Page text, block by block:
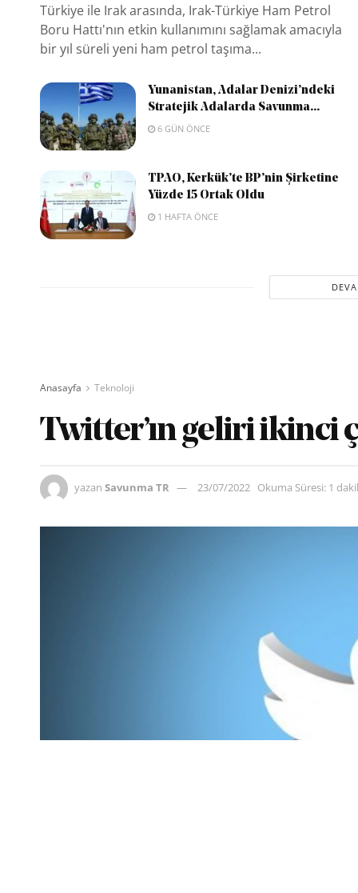
Türkiye ile Irak arasında, Irak-Türkiye Ham Petrol
Boru Hattı'nın etkin kullanımını sağlamak amacıyla
bir yıl süreli yeni ham petrol taşıma...
Yunanistan, Adalar Denizi’ndeki
Stratejik Adalarda Savunma...
6 GÜN ÖNCE
TPAO, Kerkük’te BP’nin Şirketine
Yüzde 15 Ortak Oldu
1 HAFTA ÖNCE
Anasayfa Teknoloji
Twitter’ın geliri ikinci
yazan Savunma TR 23/07/2022 Okuma Süresi: 1